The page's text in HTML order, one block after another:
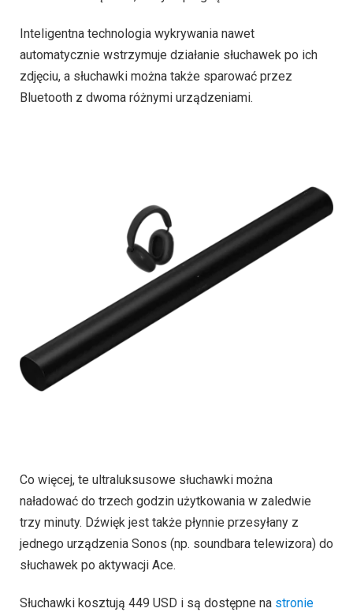
Inteligentna technologia wykrywania nawet
automatycznie wstrzymuje działanie słuchawek po ich
zdjęciu, a słuchawki można także sparować przez
Bluetooth z dwoma różnymi urządzeniami.
Co więcej, te ultraluksusowe słuchawki można
naładować do trzech godzin użytkowania w zaledwie
trzy minuty. Dźwięk jest także płynnie przesyłany z
jednego urządzenia Sonos (np. soundbara telewizora) do
słuchawek po aktywacji Ace.
Słuchawki kosztują 449 USD i są dostępne na stronie